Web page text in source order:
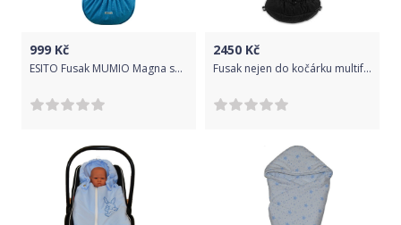
999 Kč
ESITO Fusak MUMIO Magna softshell, Barva melír tyrkysový, Velikost 86 x 49 cm
2450 Kč
Fusak nejen do kočárku multifunkční - FLEXI černý s modrou - IvemaBaby